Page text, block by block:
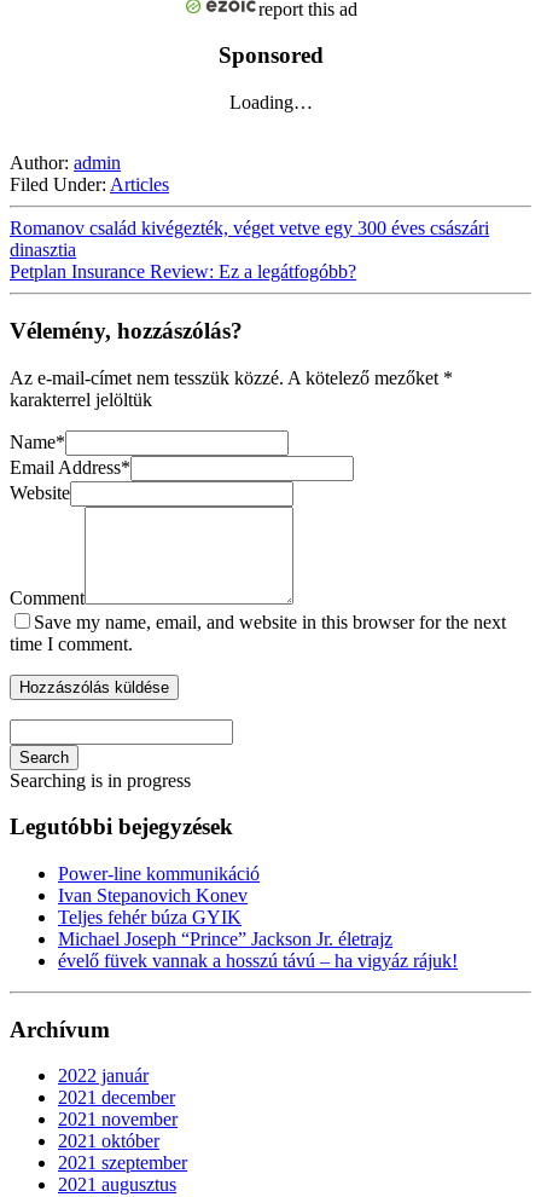
report this ad
Sponsored
Loading…
Author: admin
Filed Under: Articles
Romanov család kivégezték, véget vetve egy 300 éves császári
dinasztia
Petplan Insurance Review: Ez a legátfogóbb?
Vélemény, hozzászólás?
Az e-mail-címet nem tesszük közzé. A kötelező mezőket *
karakterrel jelöltük
Name*
Email Address*
Website
Comment
Save my name, email, and website in this browser for the next
time I comment.
Search
Searching is in progress
Legutóbbi bejegyzések
Power-line kommunikáció
Ivan Stepanovich Konev
Teljes fehér búza GYIK
Michael Joseph “Prince” Jackson Jr. életrajz
évelő füvek vannak a hosszú távú – ha vigyáz rájuk!
Archívum
2022 január
2021 december
2021 november
2021 október
2021 szeptember
2021 augusztus